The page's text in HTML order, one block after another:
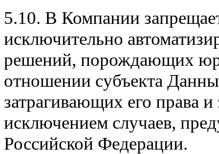
5.10. В Компании
исключительно
решений, порождающих
отношении субъекта
затрагивающих его права
исключением случаев,
Российской Федерации.